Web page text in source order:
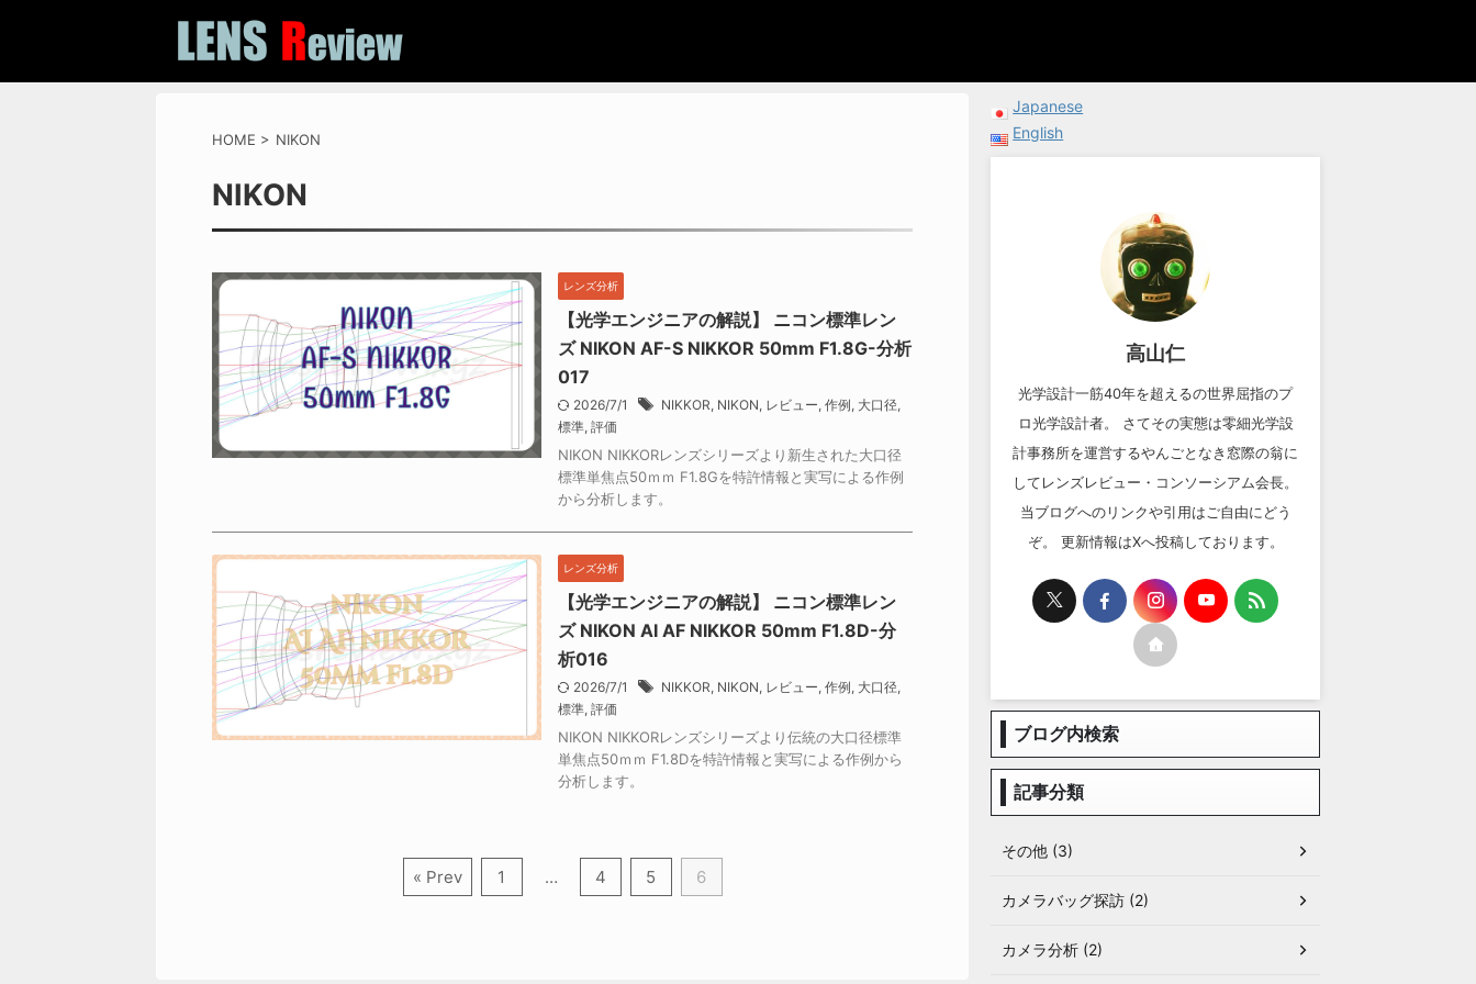
HOME > NIKON
NIKON
レンズ分析
【光学エンジニアの解説】 ニコン標準レン
ズ NIKON AF-S NIKKOR 50mm F1.8G-分析
017
2026/7/1 NIKKOR NIKON レビュー 作例 大口径
標準 評価
NIKON NIKKORレンズシリーズより新生された大口径
標準単焦点50ｍｍ F1.8Gを特許情報と実写による作例
から分析します。
レンズ分析
【光学エンジニアの解説】 ニコン標準レン
ズ NIKON AI AF NIKKOR 50mm F1.8D-分
析016
2026/7/1 NIKKOR NIKON レビュー 作例 大口径
標準 評価
NIKON NIKKORレンズシリーズより伝統の大口径標準
単焦点50ｍｍ F1.8Dを特許情報と実写による作例から
分析します。
« Prev 1 … 4 5 6
Japanese
English
高山仁
光学設計一筋40年を超えるの世界屈指のプ
ロ光学設計者。 さてその実態は零細光学設
計事務所を運営するやんごとなき窓際の翁に
してレンズレビュー・コンソーシアム会長。
当ブログへのリンクや引用はご自由にどう
ぞ。 更新情報はXへ投稿しております。
ブログ内検索
記事分類
その他 (3)
カメラバッグ探訪 (2)
カメラ分析 (2)